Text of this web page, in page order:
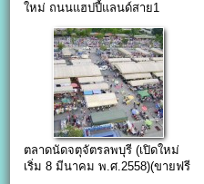
ใหม่ ถนนแฮปปี้แลนด์สาย1
ตลาดนัดจตุจัตรลพบุรี (เปิดใหม่
เริ่ม 8 มีนาคม พ.ศ.2558)(ขายฟรี